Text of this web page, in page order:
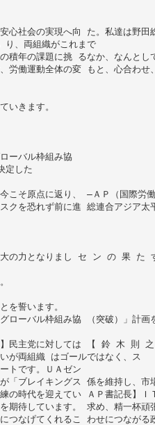
安心社会の実現へ向 た。私達は野
、両組織がこれまで
積年の課題に挑 るなか、なんとし
労働運動全体の変 もと、心合わ
いきます。
ーバル枠組み協
定した
こそ原点に返り、 ―ＡＰ（国際
クを恐れず前に進 総連合アジ
大の力となりまし セ ン の 果
を誓います。
ローバル枠組み協 （突破）」計画
】民主党に対しては 【 鈴 木 則
が両組織 はゴールではなく、ス
トです。ＵＡゼン
「ブレイキングス 係を維持し、市
の時代を迎えてい ＡＰ書記長】Ｉ
期待しています。 求め、精一杯
つなげてくれるこ わせにつな